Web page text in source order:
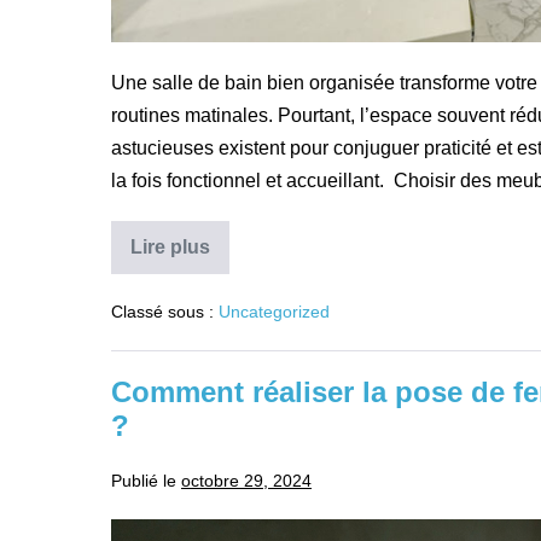
Une salle de bain bien organisée transforme
routines matinales. Pourtant, l’espace souvent
astucieuses existent pour conjuguer praticité et
la fois fonctionnel et accueillant. Choisir des
Lire plusComment
optimiser
rangement
votre
de
bain
Classé sous : Uncategorized
Comment réaliser la pose de
?
Publié le octobre 29, 2024